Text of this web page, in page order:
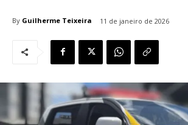
By Guilherme Teixeira 11 de janeiro de 2026